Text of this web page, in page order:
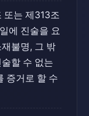
또는 제313조
에 진술을 요
재불명, 그 밖
할 수 없는
증거로 할 수